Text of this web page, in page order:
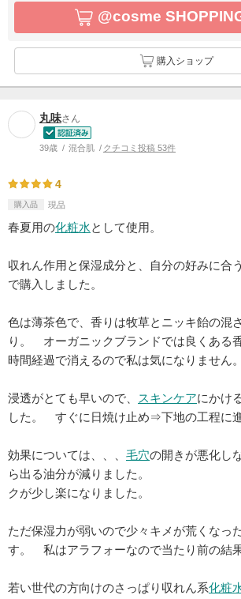
@cosme
購入ショップ
丸味さん
39歳 混合肌 クチコミ投稿 53件
4
購入品 現品
春夏用の化粧水として使用。
収れん作用と保湿成分と、自分の好みに合
で購入しました。
色は薄茶色で、香りは牧草とニッキ飴の混
り。 オーガニックブランドでは良くある香
時間経過で消えるので私は気になりません
浸透がとても早いので、 スキンケアにかけ
した。 すぐに日焼け止め⇒下地の工程に進
効果については、、、 毛穴の開きが悪化し
ら出る油分が減りました。
クが少し楽になりました。
ただ保湿力が弱いので少々キメが荒くなっ
す。 私はアラフォーなので当たり前の
若い世代の方向けのさっぱり収れん系化粧